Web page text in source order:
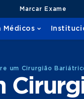
Marcar Exame
Médicos
um Cirurgião